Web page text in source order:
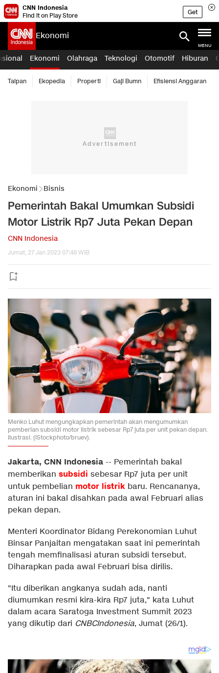
CNN Indonesia
Find it on Play Store
Get
Ekonomi
MENU
Ekonomi Olahraga Teknologi Otomotif Hiburan
Taipan Ekopedia Properti Gaji Bumn Efisiensi Anggaran
Ekonomi Bisnis
Pemerintah Bakal Umumkan Subsidi
Motor Listrik Rp7 Juta Pekan Depan
CNN Indonesia
Jumat, 27 Jan 2023 07:48 WIB
Menko Luhut mengungkapkan pemerintah akan mengumumkan
pemberian subsidi motor listrik sebesar Rp7 juta per unit pekan depan.
Ilustrasi. (iStockphoto/bruev).
Jakarta, CNN Indonesia -- Pemerintah bakal
memberikan subsidi sebesar Rp7 juta per unit
untuk pembelian motor listrik baru. Rencananya,
aturan ini bakal disahkan pada awal Februari alias
pekan depan.
Menteri Koordinator Bidang Perekonomian Luhut
Binsar Panjaitan mengatakan saat ini pemerintah
tengah memfinalisasi aturan subsidi tersebut.
Diharapkan pada awal Februari bisa dirilis.
"Itu diberikan angkanya sudah ada, nanti
diumumkan resmi kira-kira Rp7 juta," kata Luhut
dalam acara Saratoga Investment Summit 2023
yang dikutip dari CNBCIndonesia, Jumat (26/1).